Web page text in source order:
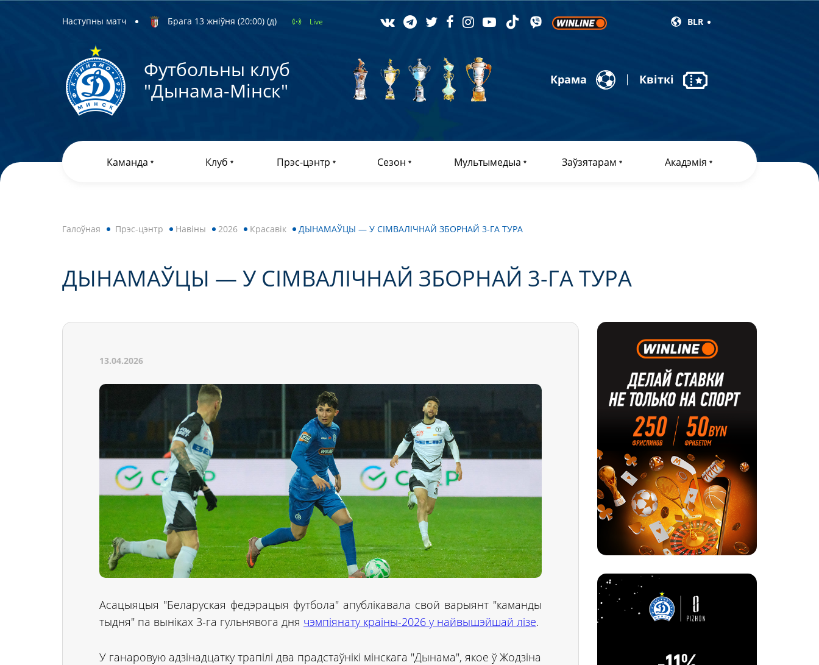
Наступны матч Брага 13 жніўня (20:00) (д) Live BLR
Футбольны клуб
"Дынама-Мiнск"
Крама Квіткі
Каманда Клуб Прэс-цэнтр Сезон Мультымедыа Заўзятарам Акадэмія
Галоўная Прэс-цэнтр Навiны 2026 Красавік ДЫНАМАЎЦЫ — У СІМВАЛІЧНАЙ ЗБОРНАЙ 3-ГА ТУРА
ДЫНАМАЎЦЫ — У СІМВАЛІЧНАЙ ЗБОРНАЙ 3-ГА ТУРА
13.04.2026
Асацыяцыя "Беларуская федэрацыя футбола" апублікавала свой варыянт "каманды
тыдня" па выніках 3-га гульнявога дня чэмпіянату краіны-2026 у найвышэйшай лізе.
У ганаровую адзінадцатку трапілі два прадстаўнікі мінскага "Дынама", якое ў Жодзіна